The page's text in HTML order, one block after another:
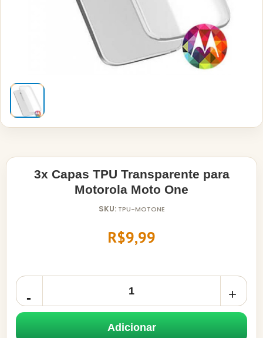
3x Capas TPU Transparente para
Motorola Moto One
SKU: TPU-MOTONE
R$9,99
Adicionar